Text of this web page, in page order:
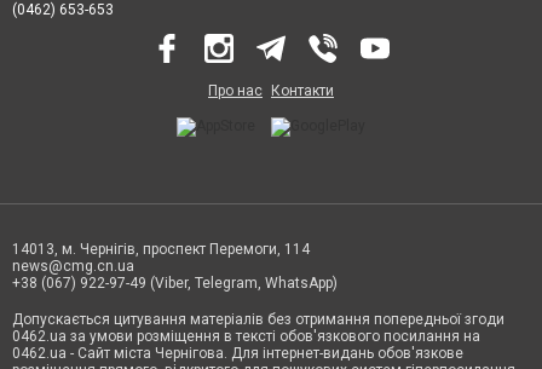
(0462) 653-653
Про нас Контакти
14013, м. Чернігів, проспект Перемоги, 114
news@cmg.cn.ua
+38 (067) 922-97-49 (Viber, Telegram, WhatsApp)
Допускається цитування матеріалів без отримання попередньої згоди
0462.ua за умови розміщення в тексті обов'язкового посилання на
0462.ua - Сайт міста Чернігова. Для інтернет-видань обов'язкове